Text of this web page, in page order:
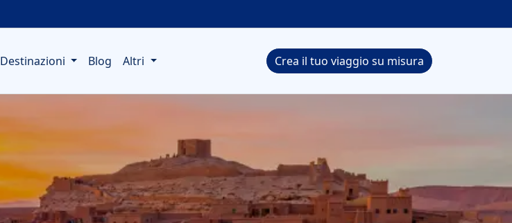
Crea il tuo viaggio su misura
Destinazioni Blog Altri